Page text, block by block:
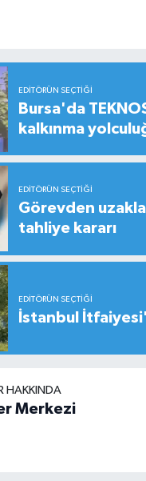
EDITÖRÜN SEÇTIĞI
Bursa'da
kalkınma
EDITÖRÜN SEÇTIĞI
Görevden
tahliye kararı
EDITÖRÜN SEÇTIĞI
İstanbul
HAKKINDA
Merkezi